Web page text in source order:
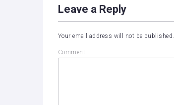
Leave a Reply
Your email address will not be published.
Comment